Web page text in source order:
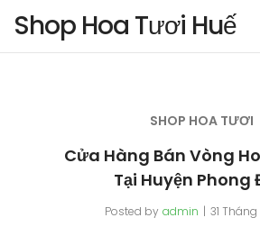
Shop Hoa Tươi Huế
SHOP HOA TƯƠI
Cửa Hàng Bán Vòng
Tại Huyện Phong
Posted by admin 31